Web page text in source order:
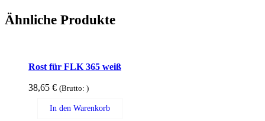
Ähnliche Produkte
Rost für FLK 365 weiß
38,65 € (Brutto: )
In den Warenkorb